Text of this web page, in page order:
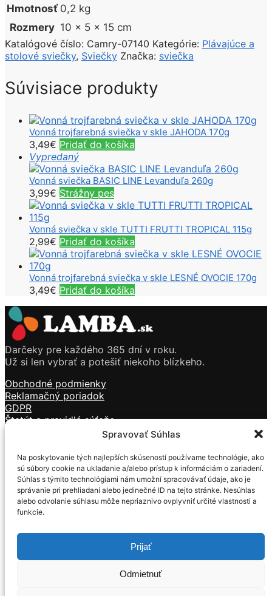
Spravovať Súhlas
Na poskytovanie tých najlepších skúseností používame technológie, ako
sú súbory cookie na ukladanie a/alebo prístup k informáciám o zariadení.
Súhlas s týmito technológiami nám umožní spracovávať údaje, ako je
správanie pri prehliadaní alebo jedinečné ID na tejto stránke. Nesúhlas
alebo odvolanie súhlasu môže nepriaznivo ovplyvniť určité vlastnosti a
funkcie.
Prijať
Odmietnuť
Hmotnosť 0,2 kg
Rozmery 10 × 5 × 15 cm
Katalógové číslo: Camry-07140 Kategórie: Plávajúce a
stolové sviečky, Sviečky Značka: sviečka
Súvisiace produkty
Vonná trojfarebná sviečka v skle JAHODA 170g
3,49€ Pridať do košíka
Vypredaný
Vonná sviečka BASIC LINE Levanduľa 260g
3,99€ Strážny pes
Vonná sviečka v skle TUTTI FRUTTI TROPICAL 115g
2,99€ Pridať do košíka
Vonná trojfarebná sviečka v skle LESNÉ OVOCIE 170g
3,49€ Pridať do košíka
Darčeky pre každého 365 dní v roku.
Už si len vybrať a potešiť niekoho blízkeho.
Obchodné podmienky
Reklamačný poriadok
GDPR
Štatút a pravidlá súťaže
Sviečky
Kozmetika
Vône
Tečúci dym
Darčekové predmety
Formulár na ODSTÚPENIE OD ZMLUVY
Formulár na REKLAMÁCIU